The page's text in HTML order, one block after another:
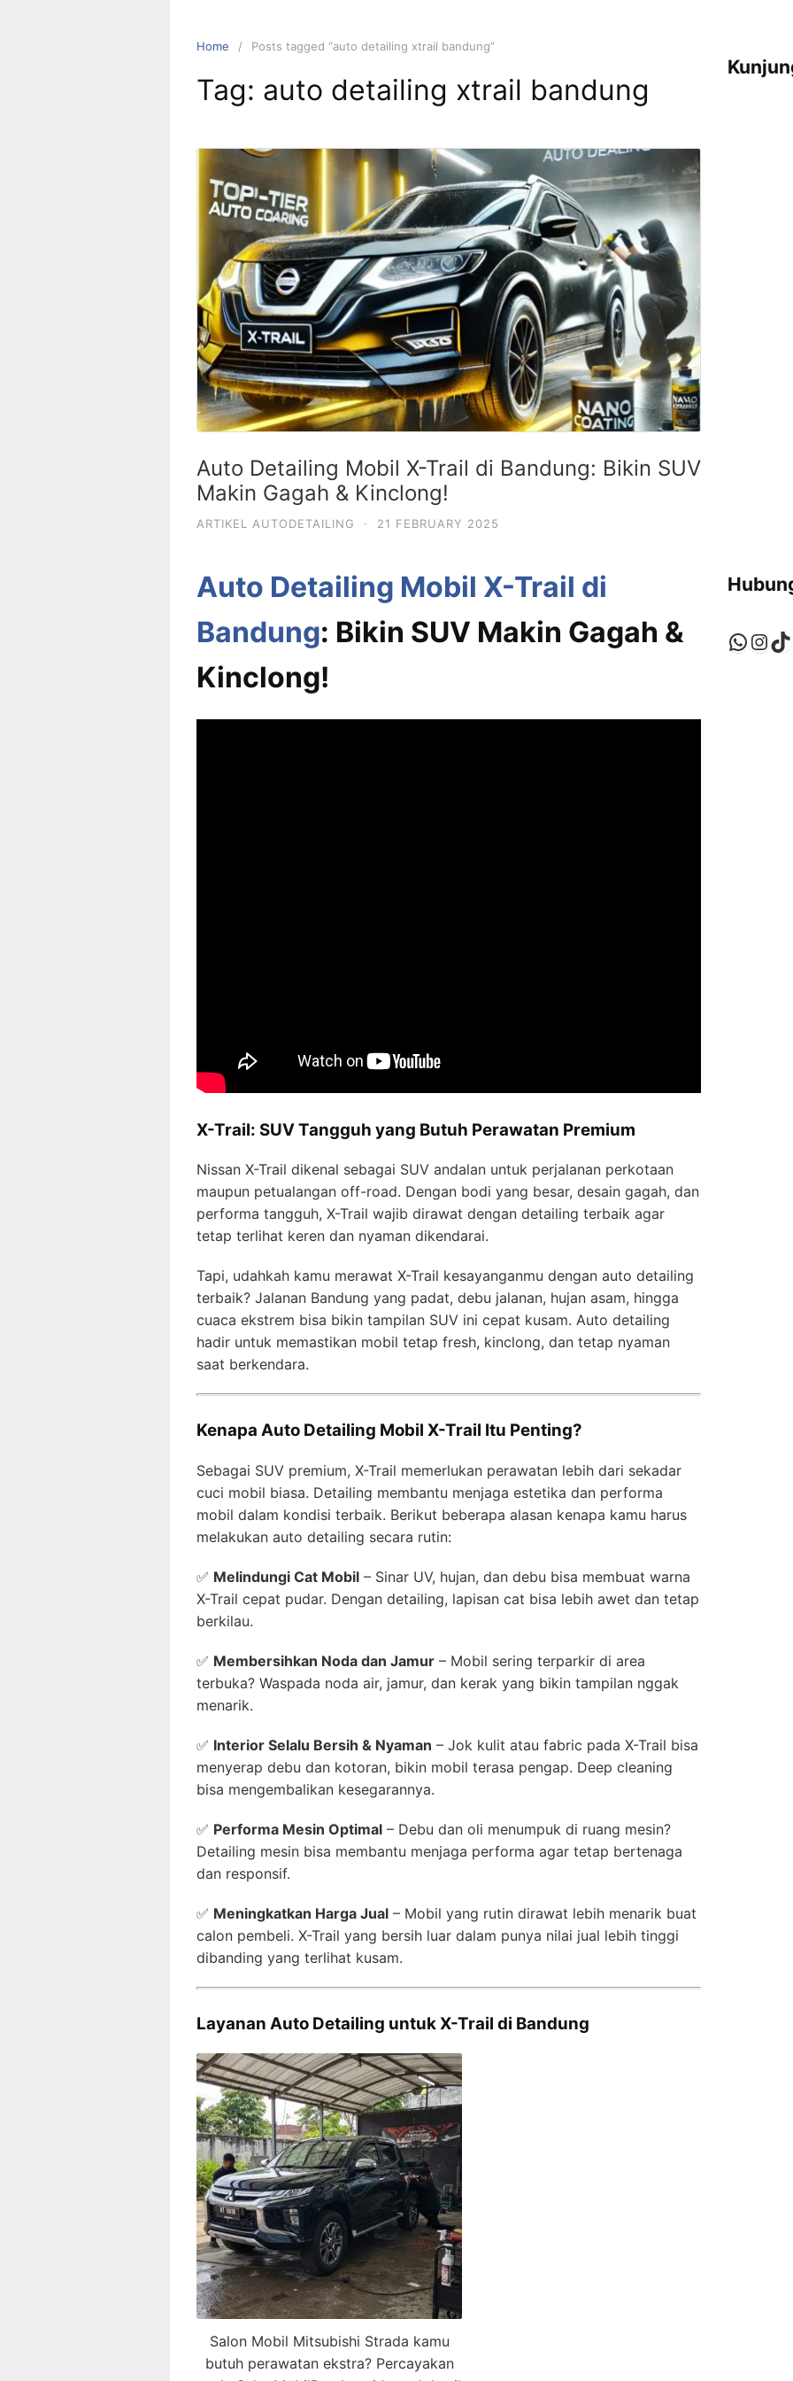
Home Posts tagged “auto detailing xtrail bandung”
Tag: auto detailing xtrail bandung
Auto Detailing Mobil X-Trail di Bandung: Bikin SUV
Makin Gagah & Kinclong!
ARTIKEL AUTODETAILING · 21 FEBRUARY 2025
Auto Detailing Mobil X-Trail di
Bandung: Bikin SUV Makin Gagah &
Kinclong!
X-Trail: SUV Tangguh yang Butuh Perawatan Premium
Nissan X-Trail dikenal sebagai SUV andalan untuk perjalanan perkotaan
maupun petualangan off-road. Dengan bodi yang besar, desain gagah, dan
performa tangguh, X-Trail wajib dirawat dengan detailing terbaik agar
tetap terlihat keren dan nyaman dikendarai.
Tapi, udahkah kamu merawat X-Trail kesayanganmu dengan auto detailing
terbaik? Jalanan Bandung yang padat, debu jalanan, hujan asam, hingga
cuaca ekstrem bisa bikin tampilan SUV ini cepat kusam. Auto detailing
hadir untuk memastikan mobil tetap fresh, kinclong, dan tetap nyaman
saat berkendara.
Kenapa Auto Detailing Mobil X-Trail Itu Penting?
Sebagai SUV premium, X-Trail memerlukan perawatan lebih dari sekadar
cuci mobil biasa. Detailing membantu menjaga estetika dan performa
mobil dalam kondisi terbaik. Berikut beberapa alasan kenapa kamu harus
melakukan auto detailing secara rutin:
✅ Melindungi Cat Mobil – Sinar UV, hujan, dan debu bisa membuat warna
X-Trail cepat pudar. Dengan detailing, lapisan cat bisa lebih awet dan tetap
berkilau.
✅ Membersihkan Noda dan Jamur – Mobil sering terparkir di area
terbuka? Waspada noda air, jamur, dan kerak yang bikin tampilan nggak
menarik.
✅ Interior Selalu Bersih & Nyaman – Jok kulit atau fabric pada X-Trail bisa
menyerap debu dan kotoran, bikin mobil terasa pengap. Deep cleaning
bisa mengembalikan kesegarannya.
✅ Performa Mesin Optimal – Debu dan oli menumpuk di ruang mesin?
Detailing mesin bisa membantu menjaga performa agar tetap bertenaga
dan responsif.
✅ Meningkatkan Harga Jual – Mobil yang rutin dirawat lebih menarik buat
calon pembeli. X-Trail yang bersih luar dalam punya nilai jual lebih tinggi
dibanding yang terlihat kusam.
Layanan Auto Detailing untuk X-Trail di Bandung
Salon Mobil Mitsubishi Strada kamu
butuh perawatan ekstra? Percayakan